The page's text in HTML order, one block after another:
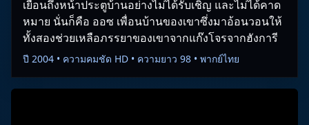
เยือนถึงหน้าประตูบ้านอย่างไม่ได้รับเชิญ และไม่ได้คาด
หมาย นั่นก็คือ ออซ เพื่อนบ้านของเขาซึ่งมาอ้อนวอนให้
ทั้งสองช่วยเหลือภรรยาของเขาจากแก๊งโจรจากฮังการี
ปี 2004 • ความคมชัด HD • ความยาว 98 • พากย์ไทย